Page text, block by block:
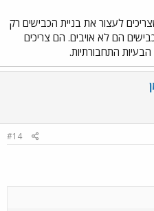
לעצור את בניית הכבישים רק
הם לא אויבים. הם צריכים
התחבורתיות.
#14